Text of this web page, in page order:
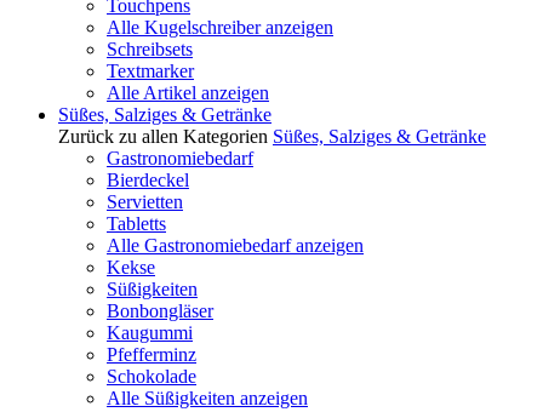
Touchpens
Alle Kugelschreiber anzeigen
Schreibsets
Textmarker
Alle Artikel anzeigen
Süßes, Salziges & Getränke
Zurück zu allen Kategorien Süßes, Salziges & Getränke
Gastronomiebedarf
Bierdeckel
Servietten
Tabletts
Alle Gastronomiebedarf anzeigen
Kekse
Süßigkeiten
Bonbongläser
Kaugummi
Pfefferminz
Schokolade
Alle Süßigkeiten anzeigen